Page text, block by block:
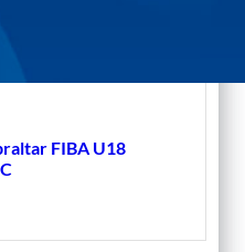
FIBA U18